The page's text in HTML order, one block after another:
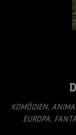
KOMÖDIEN,
EUROPA,